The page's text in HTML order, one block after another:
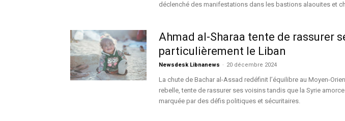
déclenché des manifestations dans les bastions alaouites et
Ahmad al-Sharaa tente de rassurer
particulièrement le Liban
Newsdesk Libnanews - 20 décembre 2024
La chute de Bachar al-Assad redéfinit l’équilibre au Moyen-
rebelle, tente de rassurer ses voisins tandis que la Syrie
marquée par des défis politiques et sécuritaires.